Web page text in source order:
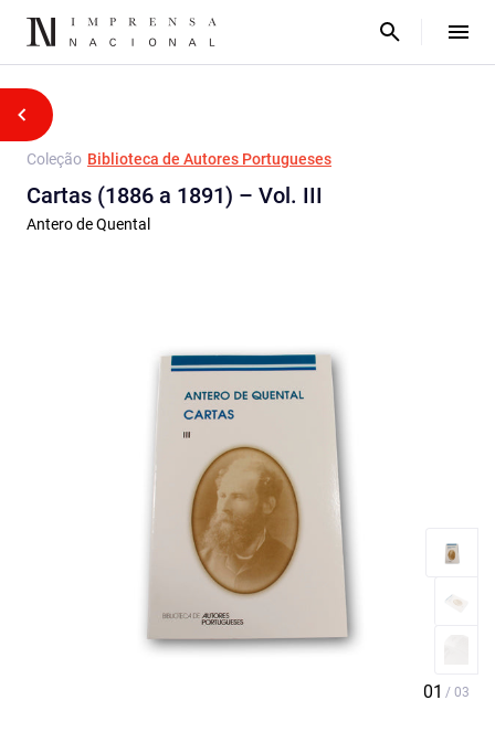
Coleção Biblioteca de Autores Portugueses
Cartas (1886 a 1891) – Vol. III
Antero de Quental